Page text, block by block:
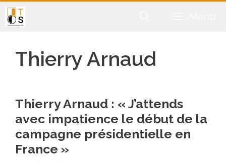
Aller
au
Thierry Arnaud
Thierry Arnaud : « J’attends
avec impatience le début de la
campagne présidentielle en
France »